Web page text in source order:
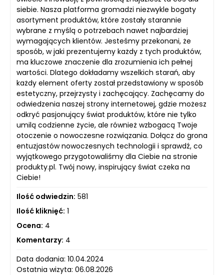
siebie. Nasza platforma gromadzi niezwykle bogaty
asortyment produktów, które zostały starannie
wybrane z myślą o potrzebach nawet najbardziej
wymagających klientów. Jesteśmy przekonani, że
sposób, w jaki prezentujemy każdy z tych produktów,
ma kluczowe znaczenie dla zrozumienia ich pełnej
wartości. Dlatego dokładamy wszelkich starań, aby
każdy element oferty został przedstawiony w sposób
estetyczny, przejrzysty i zachęcający. Zachęcamy do
odwiedzenia naszej strony internetowej, gdzie możesz
odkryć pasjonujący świat produktów, które nie tylko
umilą codzienne życie, ale również wzbogacą Twoje
otoczenie o nowoczesne rozwiązania. Dołącz do grona
entuzjastów nowoczesnych technologii i sprawdź, co
wyjątkowego przygotowaliśmy dla Ciebie na stronie
produkty.pl. Twój nowy, inspirujący świat czeka na
Ciebie!
Ilość odwiedzin: 581
Ilość kliknięć: 1
Ocena: 4
Komentarzy: 4
Data dodania: 10.04.2024
Ostatnia wizyta: 06.08.2026